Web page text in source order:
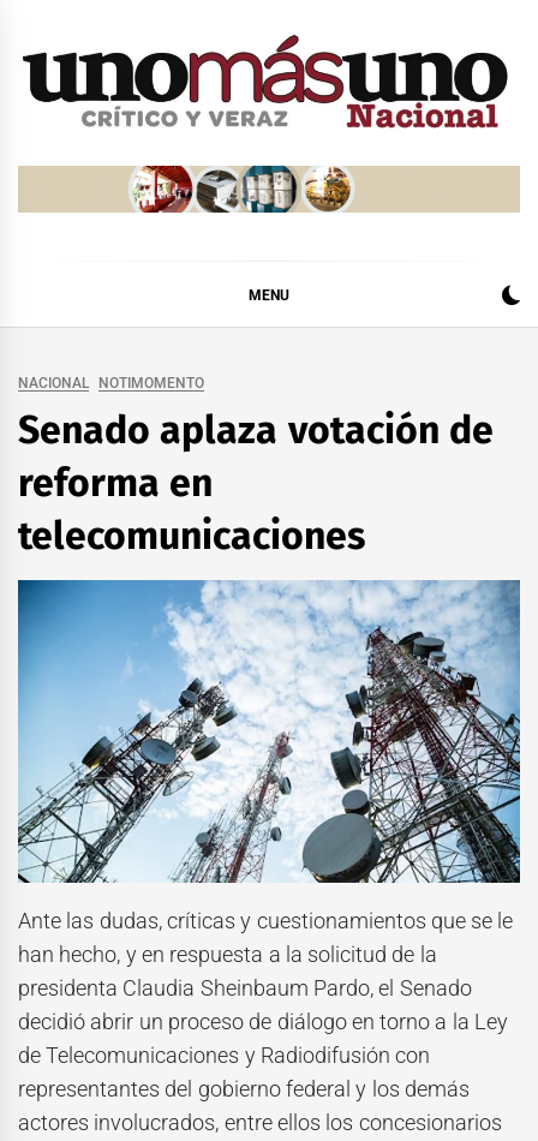
MENU
NACIONAL NOTIMOMENTO
Senado aplaza votación de
reforma en
telecomunicaciones
Ante las dudas, críticas y cuestionamientos que se le
han hecho, y en respuesta a la solicitud de la
presidenta Claudia Sheinbaum Pardo, el Senado
decidió abrir un proceso de diálogo en torno a la Ley
de Telecomunicaciones y Radiodifusión con
representantes del gobierno federal y los demás
actores involucrados, entre ellos los concesionarios